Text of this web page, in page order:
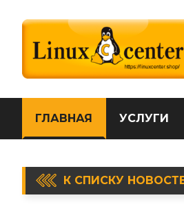
ГЛАВНАЯ УСЛУГИ
К СПИСКУ